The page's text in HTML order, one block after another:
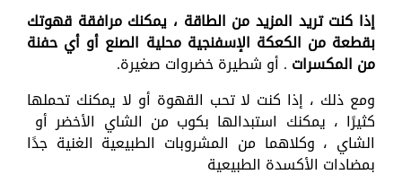
إذا كنت تريد المزيد من الطاقة ، يمكنك مرافقة قهوتك
بقطعة من الكعكة الإسفنجية محلية الصنع أو أي حفنة
من المكسرات . أو شطيرة خضروات صغيرة.
ومع ذلك ، إذا كنت لا تحب القهوة أو لا يمكنك تحملها
كثيرًا ، يمكنك استبدالها بكوب من الشاي الأخضر أو ​​
الشاي ، وكلاهما من المشروبات الطبيعية الغنية جدًا
بمضادات الأكسدة الطبيعية